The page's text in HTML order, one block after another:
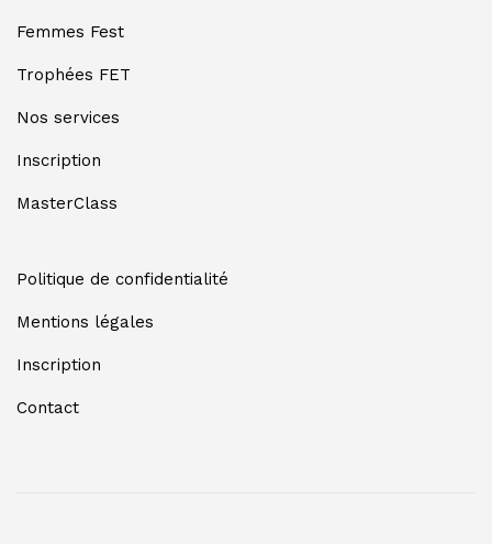
Femmes Fest
Trophées FET
Nos services
Inscription
MasterClass
Politique de confidentialité
Mentions légales
Inscription
Contact